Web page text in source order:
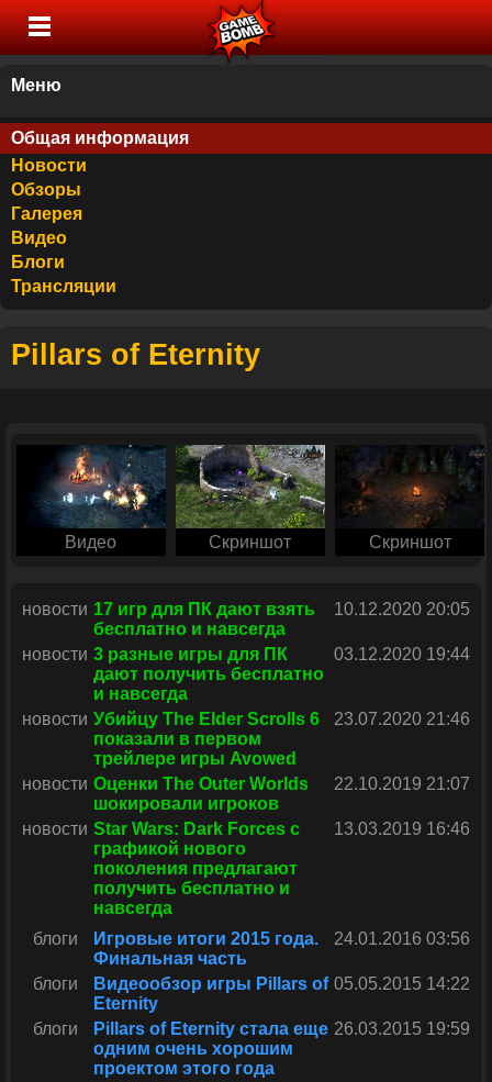
Меню
Общая информация
Новости
Обзоры
Галерея
Видео
Блоги
Трансляции
Pillars of Eternity
Видео Скриншот Скриншот
новости 17 игр для ПК дают взять
бесплатно и навсегда
10.12.2020 20:05
новости 3 разные игры для ПК
дают получить бесплатно
и навсегда
03.12.2020 19:44
новости Убийцу The Elder Scrolls 6
показали в первом
трейлере игры Avowed
23.07.2020 21:46
новости Оценки The Outer Worlds
шокировали игроков
22.10.2019 21:07
новости Star Wars: Dark Forces с
графикой нового
поколения предлагают
получить бесплатно и
навсегда
13.03.2019 16:46
блоги
Игровые итоги 2015 года.
Финальная часть
24.01.2016 03:56
блоги
Видеообзор игры Pillars of
Eternity
05.05.2015 14:22
блоги
Pillars of Eternity стала еще
одним очень хорошим
проектом этого года
26.03.2015 19:59